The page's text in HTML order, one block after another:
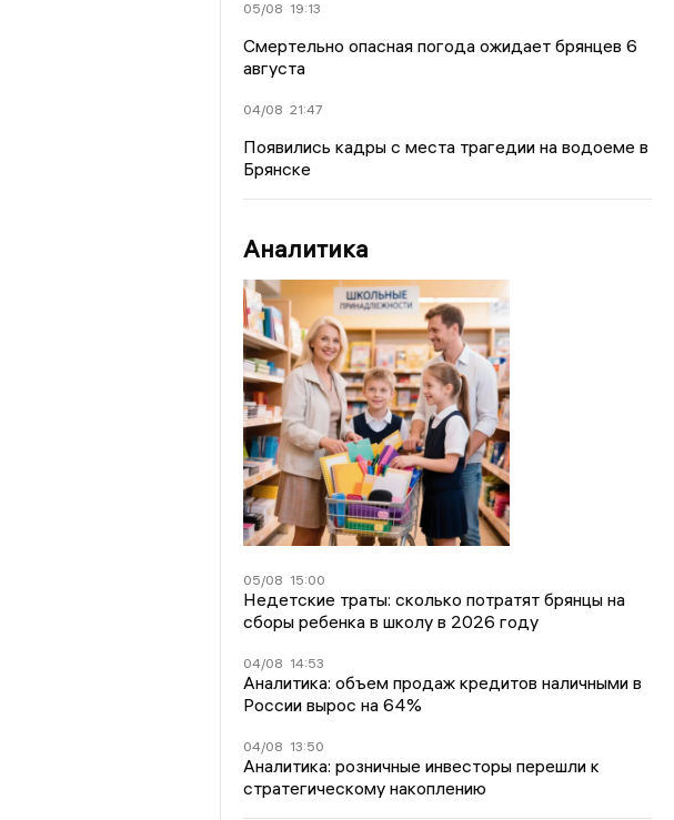
05/08 19:13
Смертельно опасная погода ожидает брянцев 6
августа
04/08 21:47
Появились кадры с места трагедии на водоеме в
Брянске
Аналитика
05/08 15:00
Недетские траты: сколько потратят брянцы на
сборы ребенка в школу в 2026 году
04/08 14:53
Аналитика: объем продаж кредитов наличными в
России вырос на 64%
04/08 13:50
Аналитика: розничные инвесторы перешли к
стратегическому накоплению